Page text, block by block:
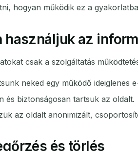
hogyan működik ez a
használjuk az
csak a szolgáltatás
neked egy működő ideiglenes
és biztonságosan tartsuk az oldalt.
az oldalt anonimizált,
és törlés